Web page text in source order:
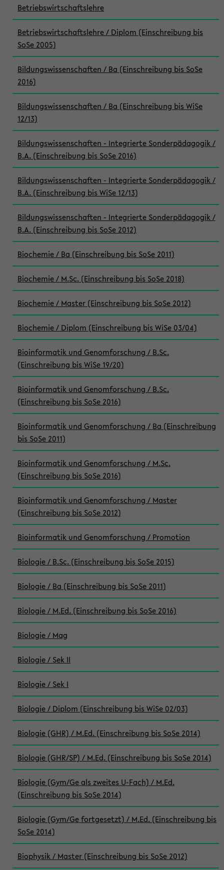
Betriebswirtschaftslehre
Betriebswirtschaftslehre / Diplom (Einschreibung bis
SoSe 2005)
Bildungswissenschaften / Ba (Einschreibung bis SoSe
2016)
Bildungswissenschaften / Ba (Einschreibung bis WiSe
12/13)
Bildungswissenschaften - Integrierte Sonderpädagogik /
B.A. (Einschreibung bis SoSe 2016)
Bildungswissenschaften - Integrierte Sonderpädagogik /
B.A. (Einschreibung bis WiSe 12/13)
Bildungswissenschaften - Integrierte Sonderpädagogik /
B.A. (Einschreibung bis SoSe 2012)
Biochemie / Ba (Einschreibung bis SoSe 2011)
Biochemie / M.Sc. (Einschreibung bis SoSe 2018)
Biochemie / Master (Einschreibung bis SoSe 2012)
Biochemie / Diplom (Einschreibung bis WiSe 03/04)
Bioinformatik und Genomforschung / B.Sc.
(Einschreibung bis WiSe 19/20)
Bioinformatik und Genomforschung / B.Sc.
(Einschreibung bis SoSe 2016)
Bioinformatik und Genomforschung / Ba (Einschreibung
bis SoSe 2011)
Bioinformatik und Genomforschung / M.Sc.
(Einschreibung bis SoSe 2016)
Bioinformatik und Genomforschung / Master
(Einschreibung bis SoSe 2012)
Bioinformatik und Genomforschung / Promotion
Biologie / B.Sc. (Einschreibung bis SoSe 2015)
Biologie / Ba (Einschreibung bis SoSe 2011)
Biologie / M.Ed. (Einschreibung bis SoSe 2016)
Biologie / Mag
Biologie / Sek II
Biologie / Sek I
Biologie / Diplom (Einschreibung bis WiSe 02/03)
Biologie (GHR) / M.Ed. (Einschreibung bis SoSe 2014)
Biologie (GHR/SP) / M.Ed. (Einschreibung bis SoSe 2014)
Biologie (Gym/Ge als zweites U-Fach) / M.Ed.
(Einschreibung bis SoSe 2014)
Biologie (Gym/Ge fortgesetzt) / M.Ed. (Einschreibung bis
SoSe 2014)
Biophysik / Master (Einschreibung bis SoSe 2012)